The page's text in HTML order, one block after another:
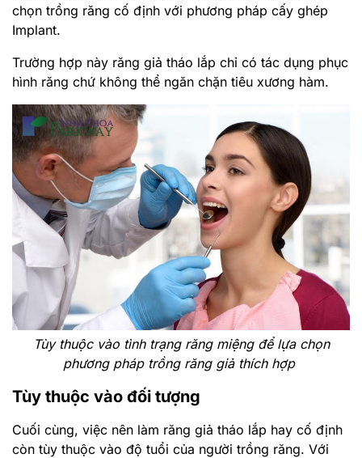
chọn trồng răng cố định với phương pháp cấy ghép
Implant.
Trường hợp này răng giả tháo lắp chỉ có tác dụng phục
hình răng chứ không thể ngăn chặn tiêu xương hàm.
Tùy thuộc vào tình trạng răng miệng để lựa chọn
phương pháp trồng răng giả thích hợp
Tùy thuộc vào đối tượng
Cuối cùng, việc nên làm răng giả tháo lắp hay cố định
còn tùy thuộc vào độ tuổi của người trồng răng. Với